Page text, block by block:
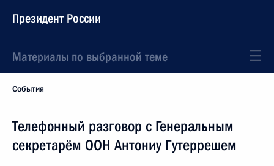
Президент России
Материалы по выбранной теме
События
Телефонный разговор с Генеральным
секретарём ООН Антониу Гутеррешем